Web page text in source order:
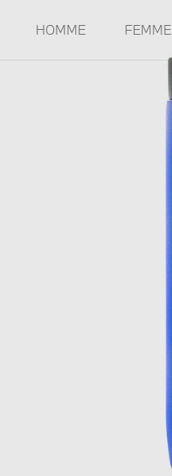
HOMME FEMME